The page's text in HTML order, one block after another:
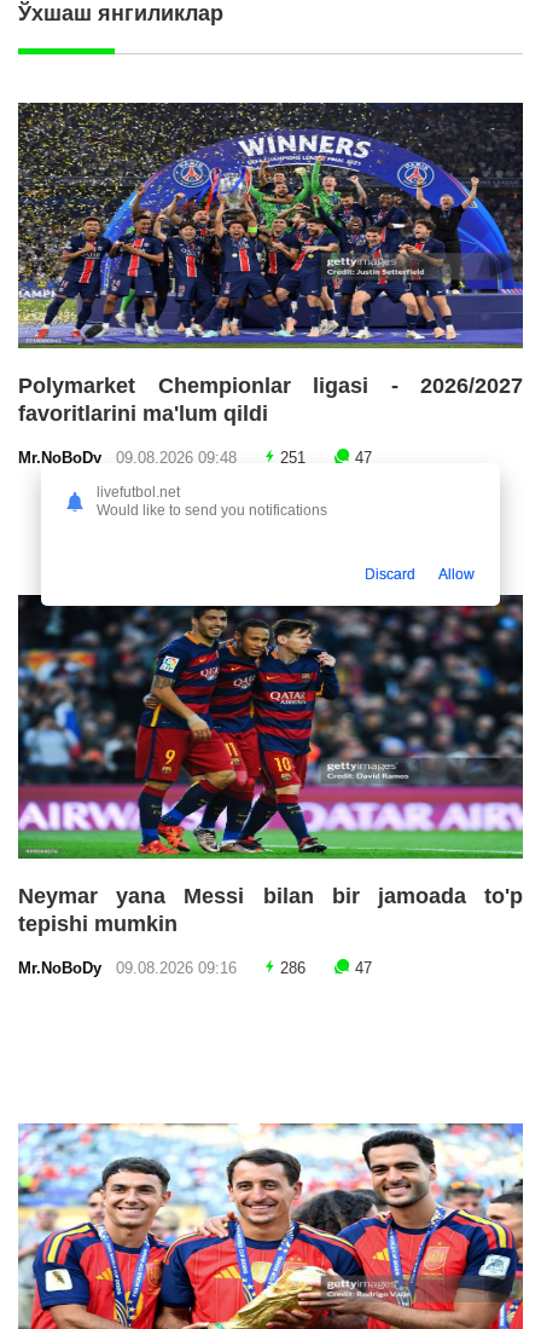
Ўхшаш янгиликлар
Polymarket Chempionlar ligasi - 2026/2027
favoritlarini ma'lum qildi
Mr.NoBoDy 09.08.2026 09:48 251 47
Neymar yana Messi bilan bir jamoada to'p
tepishi mumkin
Mr.NoBoDy 09.08.2026 09:16 286 47
livefutbol.net
Would like to send you notifications
Discard Allow